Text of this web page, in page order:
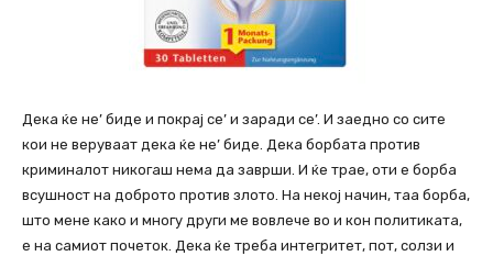
Дека ќе не’ биде и покрај се’ и заради се’. И заедно со сите
кои не веруваат дека ќе не’ биде. Дека борбата против
криминалот никогаш нема да заврши. И ќе трае, оти е борба
всушност на доброто против злото. На некој начин, таа борба,
што мене како и многу други ме вовлече во и кон политиката,
е на самиот почеток. Дека ќе треба интегритет, пот, солзи и